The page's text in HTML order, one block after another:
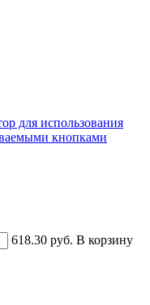
для использования
кнопками
618.30 руб. В корзину